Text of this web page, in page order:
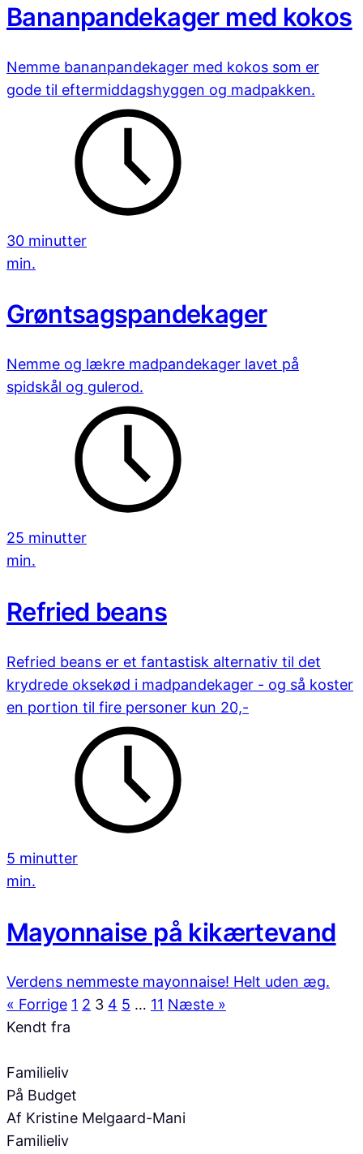
Bananpandekager med kokos
Nemme bananpandekager med kokos som er
gode til eftermiddagshyggen og madpakken.
30 minutter
min.
Grøntsagspandekager
Nemme og lækre madpandekager lavet på
spidskål og gulerod.
25 minutter
min.
Refried beans
Refried beans er et fantastisk alternativ til det
krydrede oksekød i madpandekager - og så koster
en portion til fire personer kun 20,-
5 minutter
min.
Mayonnaise på kikærtevand
Verdens nemmeste mayonnaise! Helt uden æg.
« Forrige 1 2 3 4 5 … 11 Næste »
Kendt fra
Familieliv
På Budget
Af Kristine Melgaard-Mani
Familieliv